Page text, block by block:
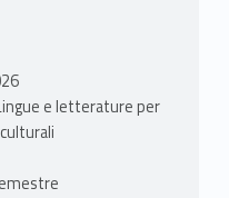
e letterature per